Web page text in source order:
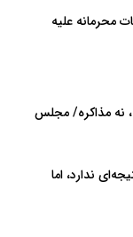
محرمانه علیه
نه مذاکره/ مجلس
ندارد، اما